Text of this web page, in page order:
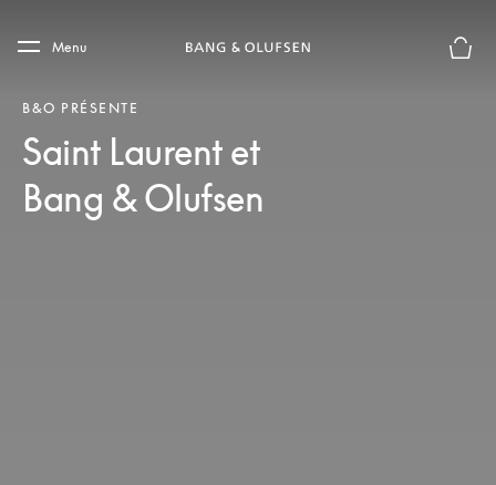
Skip to main footer
Menu
B&O PRÉSENTE
Saint Laurent et
Bang & Olufsen